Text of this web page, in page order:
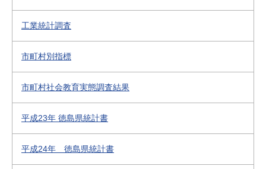
工業統計調査
市町村別指標
市町村社会教育実態調査結果
平成23年 徳島県統計書
平成24年 徳島県統計書